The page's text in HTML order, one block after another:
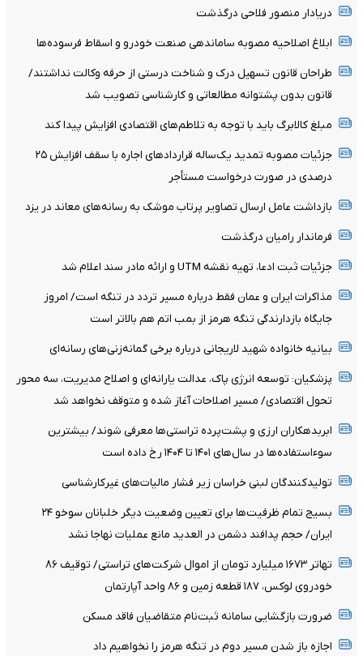
دریادار منصور فلاحی درگذشت
ابلاغ اصلاحیه مصوبه ساماندهی صنعت خودرو و اسقاط فرسوده‌ها
طراحان قانون تسهیل درک و شناخت درستی از حرفه وکالت نداشتند/
قانون بدون پشتوانه مطالعاتی و کارشناسی تصویب شد
مبلغ کالابرگ باید با توجه به تلاطم‌های اقتصادی افزایش پیدا کند
جزئیات مصوبه تمدید یک‌ساله قرارداد‌های اجاره با سقف افزایش ۲۵
درصدی در صورت درخواست مستأجر
بازداشت عامل ارسال تصاویر پرتاب موشک به رسانه‌های معاند در یزد
فرماندار رامیان درگذشت
جزئیات ثبت ادعا، تهیه نقشه UTM و ارائه مادر سند اعلام شد
مذاکرات ایران و عمان فقط درباره مسیر تردد در تنگه است/ امروز
جایگاه بازدارندگی تنگه هرمز از بمب اتم هم بالاتر است
بیانیه خانواده شهید لاریجانی درباره برخی گمانه‌زنی‌های رسانه‌ای
پزشکیان: توسعه انرژی پاک، عدالت یارانه‌ای و اصلاح مدیریت، سه محور
تحول اقتصادی/ مسیر اصلاحات آغاز شده و متوقف نخواهد شد
ابربدهکاران ارزی و پشت‌پرده تراستی‌ها معرفی شوند/ بیشترین
سوءاستفاده‌ها در سال‌های ۱۴۰۱ تا ۱۴۰۴ رخ داده است
تولیدکنندگان لبنی خراسان زیر فشار مالیات‌های غیرکارشناسی
بسیج تمام ظرفیت‌ها برای تعیین وضعیت دیگر خلبانان سوخو ۲۴
ایران/ حجم پدافند دشمن در العدید مانع عملیات نهاجا نشد
تهاتر ۱۶۷۳ میلیارد تومان از اموال شرکت‌های تراستی/ توقیف ۸۶
خودروی لوکس، ۱۸۷ قطعه زمین و ۸۶ واحد آپارتمان
ضرورت بازگشایی سامانه ثبت‌نام متقاضیان فاقد مسکن
اجازه باز شدن مسیر دوم در تنگه هرمز را نخواهیم داد